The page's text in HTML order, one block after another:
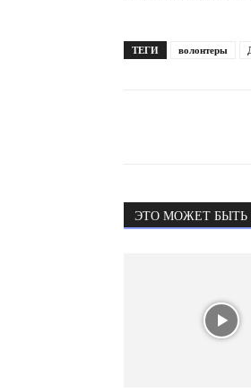
ТЕГИ волонтеры
ЭТО МОЖЕТ БЫТЬ